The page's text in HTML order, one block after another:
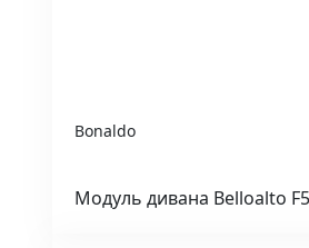
Bonaldo
Модуль дивана Belloalto